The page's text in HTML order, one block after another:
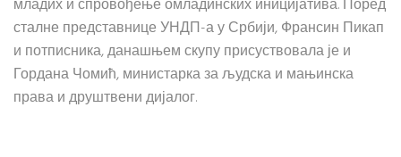
младих и спровођење омладинских иницијатива. Поред
сталне представнице УНДП-а у Србији, Франсин Пикап
и потписника, данашњем скупу присуствовала је и
Гордана Чомић, министарка за људска и мањинска
права и друштвени дијалог.